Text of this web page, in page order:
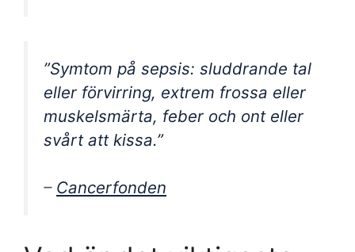
”Symtom på sepsis: sluddrande tal
eller förvirring, extrem frossa eller
muskelsmärta, feber och ont eller
svårt att kissa.”
– Cancerfonden